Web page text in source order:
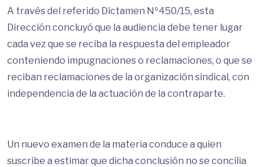
A través del referido Dictamen Nº450/15, esta
Dirección concluyó que la audiencia debe tener lugar
cada vez que se reciba la respuesta del empleador
conteniendo impugnaciones o reclamaciones, o que se
reciban reclamaciones de la organización sindical, con
independencia de la actuación de la contraparte.
Un nuevo examen de la materia conduce a quien
suscribe a estimar que dicha conclusión no se concilia